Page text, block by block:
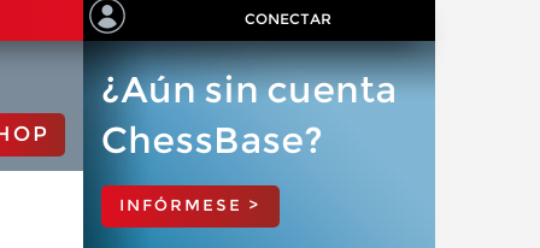
CONECTAR
¿Aún sin cuenta
ChessBase?
INFÓRMESE >